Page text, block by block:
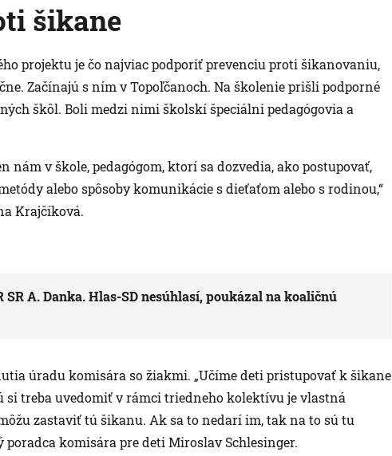
šikane
projektu je čo najviac podporiť prevenciu proti šikanovaniu,
Začínajú s ním v Topoľčanoch. Na školenie prišli podporné
škôl. Boli medzi nimi školskí špeciálni pedagógovia a
nám v škole, pedagógom, ktorí sa dozvedia, ako postupovať,
alebo spôsoby komunikácie s dieťaťom alebo s rodinou,“
Krajčíková.
SR A. Danka. Hlas-SD nesúhlasí, poukázal na koaličnú
úradu komisára so žiakmi. „Učíme deti pristupovať k šikane
si treba uvedomiť v rámci triedneho kolektívu je vlastná
zastaviť tú šikanu. Ak sa to nedarí im, tak na to sú tu
poradca komisára pre deti Miroslav Schlesinger.